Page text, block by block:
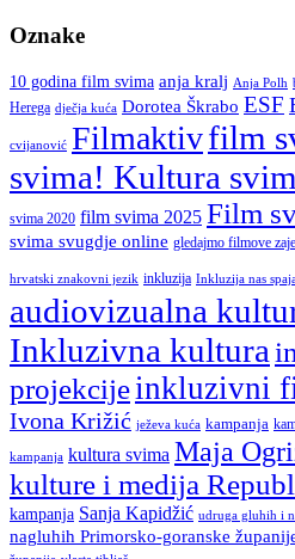
Oznake
10 godina film svima anja kralj Anja Polh
Herega dječja kuća Dorotea Škrabo ESF
cvijanović Filmaktivfilm
svima! Kultura
svima 2020 film svima 2025 Film
svima svugdje online gledajmo filmove
hrvatski znakovni jezik inkluzija Inkluzija nas
audiovizualna
Inkluzivna kultura
projekcijeinkluzivni
Ivona Križić ježeva kuća kampanja
kampanja kultura svima Maja
kulture i medija
kampanja Sanja Kapidžić udruga gluhih i
nagluhih Primorsko-goranske